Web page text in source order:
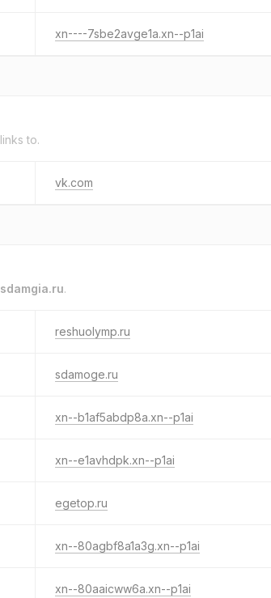
xn----7sbe2avge1a.xn--p1ai
links to.
vk.com
sdamgia.ru.
reshuolymp.ru
sdamoge.ru
xn--b1af5abdp8a.xn--p1ai
xn--e1avhdpk.xn--p1ai
egetop.ru
xn--80agbf8a1a3g.xn--p1ai
xn--80aaicww6a.xn--p1ai